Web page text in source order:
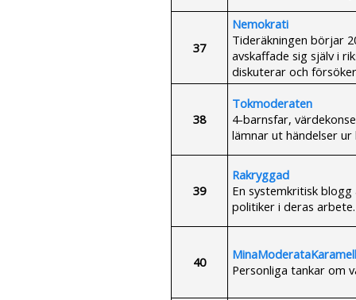
37
Nemokrati
Tideräkningen börjar
avskaffade sig själv i
diskuterar och
38
Tokmoderaten
4-barnsfar,
lämnar ut händelser ur
39
Rakryggad
En systemkritisk
politiker i deras arbete.
40
Personliga tankar om